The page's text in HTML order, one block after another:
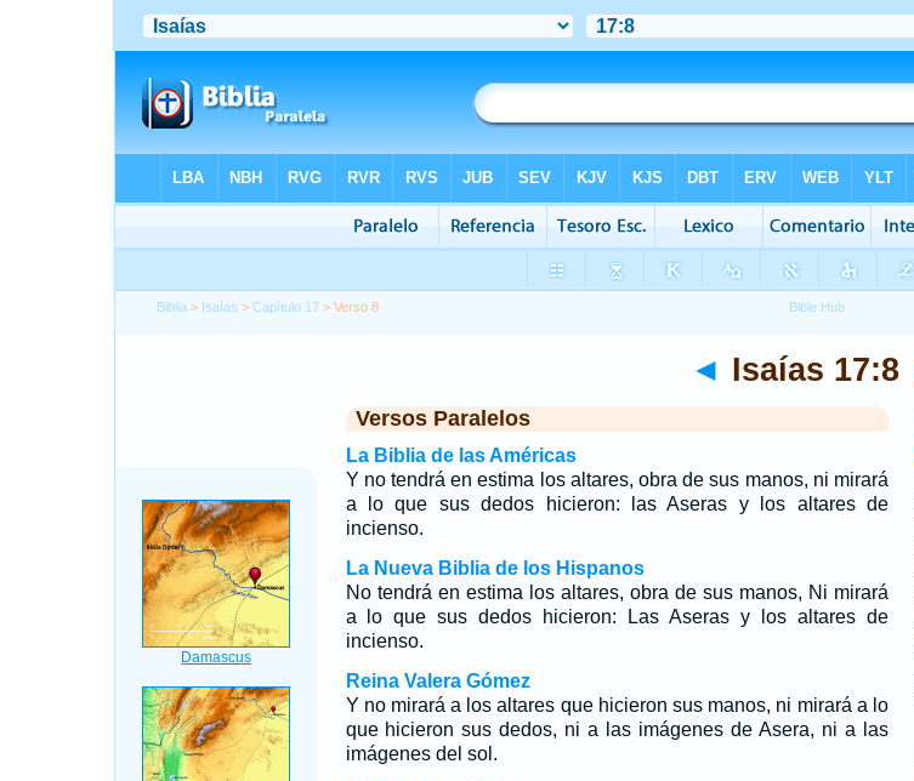
Biblia > Isaías >Capítulo 17 > Verso 8
◄ Isaías 17:8
Versos Paralelos
La Biblia de las Américas
Y no tendrá en estima los altares, obra de sus manos, ni mirará
a lo que sus dedos hicieron: las Aseras y los altares de
incienso.
La Nueva Biblia de los Hispanos
No tendrá en estima los altares, obra de sus manos, Ni mirará
a lo que sus dedos hicieron: Las Aseras y los altares de
incienso.
Reina Valera Gómez
Y no mirará a los altares que hicieron sus manos, ni mirará a lo
que hicieron sus dedos, ni a las imágenes de Asera, ni a las
imágenes del sol.